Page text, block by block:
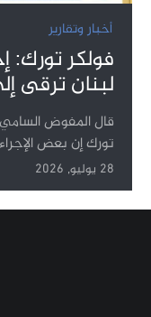
أخبار وتقارير
فولكر تورك:
لبنان ترقى
قال المفوض السامي
تورك إن بعض
28 يوليو, 2026